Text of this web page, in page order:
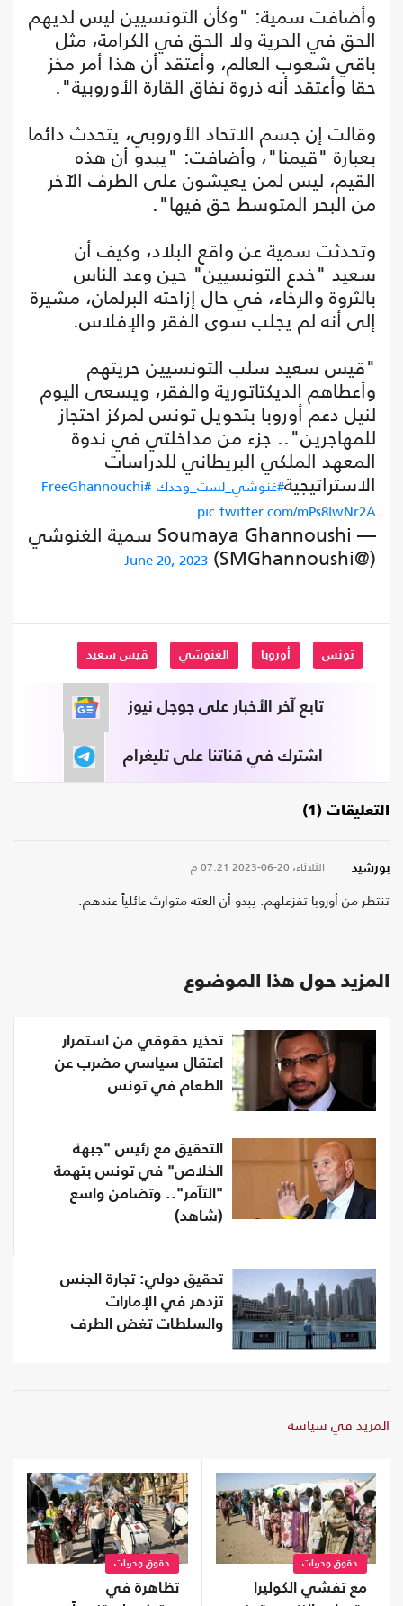
وأضافت سمية: "وكأن التونسيين ليس لديهم
الحق في الحرية ولا الحق في الكرامة، مثل
باقي شعوب العالم، وأعتقد أن هذا أمر مخز
حقا وأعتقد أنه ذروة نفاق القارة الأوروبية".
وقالت إن جسم الاتحاد الأوروبي، يتحدث دائما
بعبارة "قيمنا"، وأضافت: "يبدو أن هذه
القيم، ليس لمن يعيشون على الطرف الآخر
من البحر المتوسط حق فيها".
وتحدثت سمية عن واقع البلاد، وكيف أن
سعيد "خدع التونسيين" حين وعد الناس
بالثروة والرخاء، في حال إزاحته البرلمان، مشيرة
إلى أنه لم يجلب سوى الفقر والإفلاس.
"قيس سعيد سلب التونسيين حريتهم
وأعطاهم الديكتاتورية والفقر، ويسعى اليوم
لنيل دعم أوروبا بتحويل تونس لمركز احتجاز
للمهاجرين".. جزء من مداخلتي في ندوة
المعهد الملكي البريطاني للدراسات
الاستراتيجية#غنوشي_لست_وحدك #FreeGhannouchi
pic.twitter.com/mPs8lwNr2A
— Soumaya Ghannoushi سمية الغنوشي
(@SMGhannoushi)
June 20, 2023
تونس أوروبا الغنوشي قيس سعيد
تابع آخر الأخبار على جوجل نيوز
اشترك في قناتنا على تليغرام
التعليقات (1)
بورشيد الثلاثاء، 20-06-2023 07:21 م
تنتظر من أوروبا تفزعلهم. يبدو أن العته متوارث عائلياً عندهم.
المزيد حول هذا الموضوع
تحذير حقوقي من استمرار
اعتقال سياسي مضرب عن
الطعام في تونس
التحقيق مع رئيس "جبهة
الخلاص" في تونس بتهمة
"التآمر".. وتضامن واسع
(شاهد)
تحقيق دولي: تجارة الجنس
تزدهر في الإمارات
والسلطات تغض الطرف
المزيد في سياسة
حقوق وحريات
مع تفشي الكوليرا
حقوق وحريات
تظاهرة في